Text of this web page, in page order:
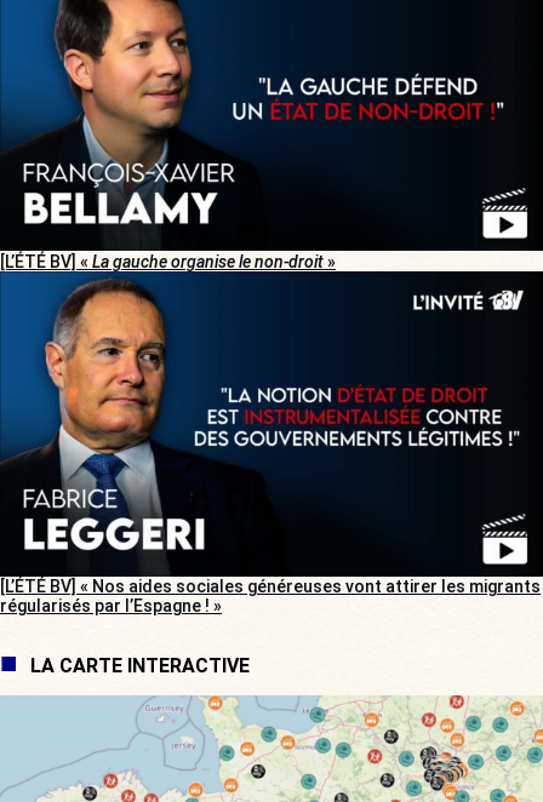
[L’ÉTÉ BV] « La gauche organise le non-droit»
[L’ÉTÉ BV] « Nos aides sociales généreuses vont attirer les migrants
régularisés par l’Espagne ! »
LA CARTE INTERACTIVE